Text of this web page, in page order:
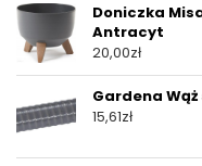
Doniczka
Antracyt
20,00zł
Gardena
15,61zł